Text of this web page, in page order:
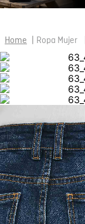
Ropa Mujer